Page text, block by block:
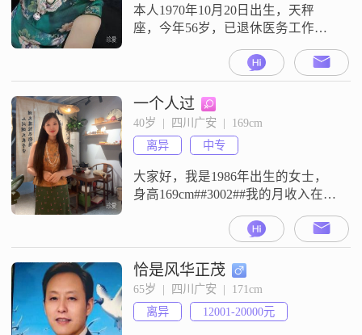
相处，平时真诚可靠，不会搞那些
虚的
本人1970年10月20日出生，天秤
座，今年56岁，已退休医务工作者
##3002##一辈子行医，心思细腻，
待人善良有耐心，注重健康与生活
分寸，干净自律，作息规律
##3002##儿女均独立懂事，女儿已
成家，儿子就读985高校大四，无家
庭拖累，无后顾之忧##3002##半生
风雨已过，只求觅一位三观相合
##3001##待人真
一个人过
40岁  |  四川广安  |  169cm
离异
中专
大家好，我是1986年出生的女士，
身高169cm##3002##我的月收入在
安工作##3002##我的学历是中专
##3002##我的性格比较开朗爱笑，
平时状态是乐观积极的##3002##我
是一个独立自信的人，为人直率真
诚##3002##在处事方面，我表现得
理性冷静，性格里也有坚韧
恰是风华正茂
65岁  |  四川广安  |  171cm
离异
12001-20000元